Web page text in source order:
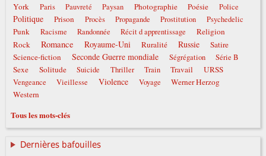
York
Paris Pauvreté Paysan Photographie Poésie Police
Politique Prison Procès Propagande Prostitution Psychedelic
Punk Racisme Randonnée Récit d apprentissage
Religion
Rock
Romance Royaume-Uni Ruralité Russie
Satire
Science-fiction
Seconde Guerre mondiale Ségrégation Série B
Sexe Solitude Suicide Thriller Train Travail URSS
Vengeance Vieillesse Violence Voyage
Werner Herzog
Western
Tous les mots-clés
Dernières bafouilles